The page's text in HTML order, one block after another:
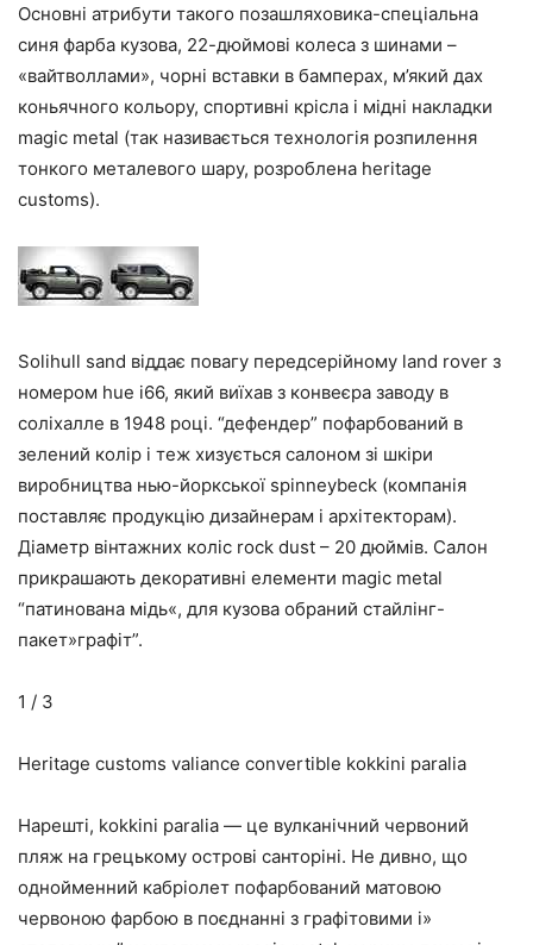
Основні атрибути такого позашляховика-спеціальна
синя фарба кузова, 22-дюймові колеса з шинами –
«вайтволлами», чорні вставки в бамперах, м’який дах
коньячного кольору, спортивні крісла і мідні накладки
magic metal (так називається технологія розпилення
тонкого металевого шару, розроблена heritage
customs).
Solihull sand віддає повагу передсерійному land rover з
номером hue i66, який виїхав з конвеєра заводу в
соліхалле в 1948 році. “дефендер” пофарбований в
зелений колір і теж хизується салоном зі шкіри
виробництва нью-йоркської spinneybeck (компанія
поставляє продукцію дизайнерам і архітекторам).
Діаметр вінтажних коліс rock dust – 20 дюймів. Салон
прикрашають декоративні елементи magic metal
“патинована мідь«, для кузова обраний стайлінг-
пакет»графіт”.
1 / 3
Heritage customs valiance convertible kokkini paralia
Нарешті, kokkini paralia — це вулканічний червоний
пляж на грецькому острові санторіні. Не дивно, що
однойменний кабріолет пофарбований матовою
червоною фарбою в поєднанні з графітовими і»